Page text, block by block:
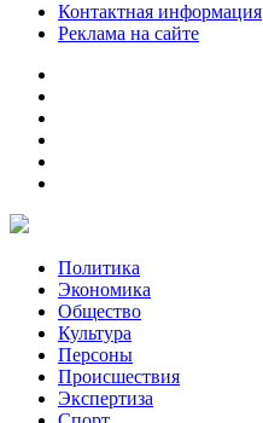
Контактная информация
Реклама на сайте
Политика
Экономика
Общество
Культура
Персоны
Происшествия
Экспертиза